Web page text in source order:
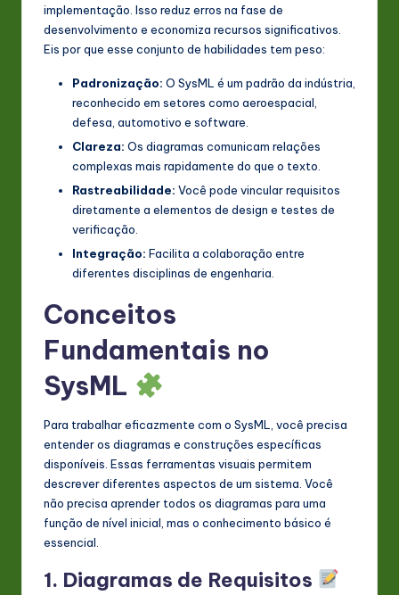
implementação. Isso reduz erros na fase de
desenvolvimento e economiza recursos significativos.
Eis por que esse conjunto de habilidades tem peso:
Padronização: O SysML é um padrão da indústria,
reconhecido em setores como aeroespacial,
defesa, automotivo e software.
Clareza: Os diagramas comunicam relações
complexas mais rapidamente do que o texto.
Rastreabilidade: Você pode vincular requisitos
diretamente a elementos de design e testes de
verificação.
Integração: Facilita a colaboração entre
diferentes disciplinas de engenharia.
Conceitos
Fundamentais no
SysML
Para trabalhar eficazmente com o SysML, você precisa
entender os diagramas e construções específicas
disponíveis. Essas ferramentas visuais permitem
descrever diferentes aspectos de um sistema. Você
não precisa aprender todos os diagramas para uma
função de nível inicial, mas o conhecimento básico é
essencial.
1. Diagramas de Requisitos